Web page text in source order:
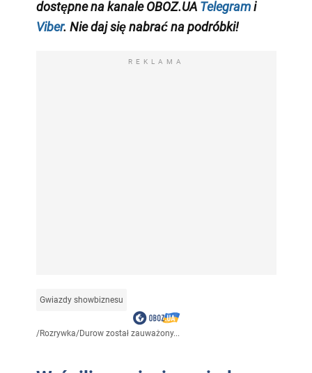
dostępne nakanaleOBOZ.UA Telegrami
Viber. Nie daj się nabrać na podróbki!
REKLAMA
Gwiazdy showbiznesu
/Rozrywka/Durow został zauważony...